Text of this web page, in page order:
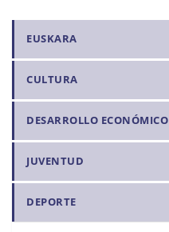
N
a
v
e
g
a
ó
EUSKARA
CULTURA
DESARROLLO ECONÓMICO
JUVENTUD
DEPORTE